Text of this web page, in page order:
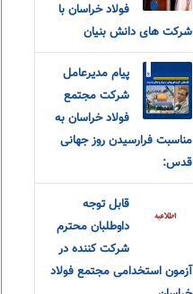
فولاد خراسان با
شرکت های دانش بنیان
پیام مدیرعامل
شرکت مجتمع
فولاد خراسان به
مناسبت فرارسیدن روز جهانی
قدس:
قابل توجه
داوطلبان محترم
شرکت کننده در
آزمون استخدامی مجتمع فولاد